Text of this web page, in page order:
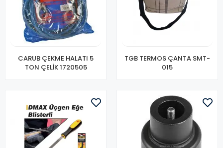
CARUB ÇEKME HALATI 5
TON ÇELİK 1720505
TGB TERMOS ÇANTA SMT-
015